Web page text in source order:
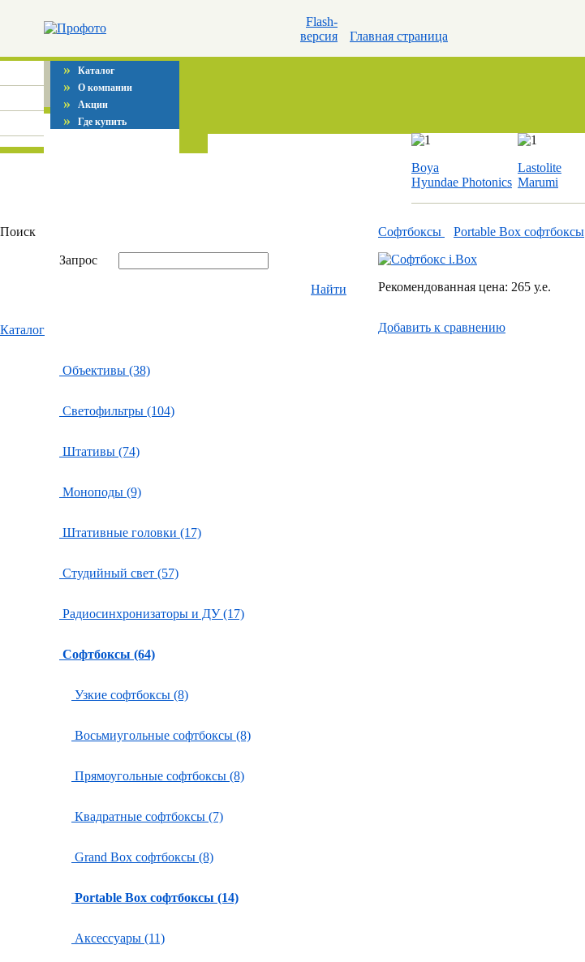
Flash-
версия
Главная страница
» Каталог
» О компании
» Акции
» Где купить
Boya
Hyundae Photonics
Lastolite
Marumi
Поиск
Запрос
Найти
Каталог
Объективы (38)
Светофильтры (104)
Штативы (74)
Моноподы (9)
Штативные головки (17)
Студийный свет (57)
Радиосинхронизаторы и ДУ (17)
Софтбоксы (64)
Узкие софтбоксы (8)
Восьмиугольные софтбоксы (8)
Прямоугольные софтбоксы (8)
Квадратные софтбоксы (7)
Grand Box софтбоксы (8)
Portable Box софтбоксы (14)
Аксессуары (11)
Софтбоксы Portable Box софтбоксы
Рекомендованная цена: 265 у.е.
Добавить к cравнению